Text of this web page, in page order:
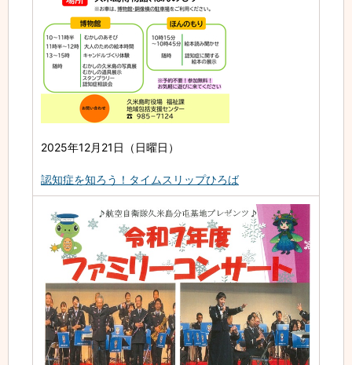
2025年12月21日（日曜日）
認知症を知ろう！タイムスリップひろば